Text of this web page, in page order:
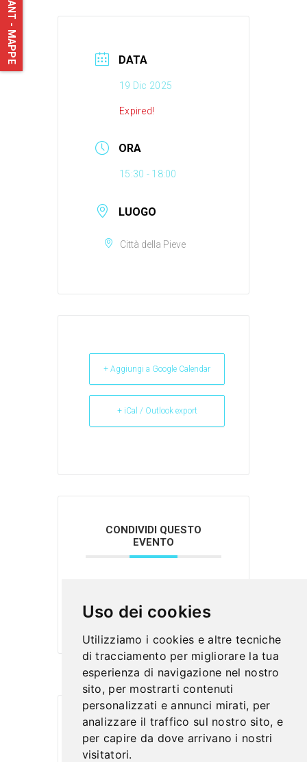
Uso dei cookies
Utilizziamo i cookies e altre tecniche
di tracciamento per migliorare la tua
esperienza di navigazione nel nostro
sito, per mostrarti contenuti
personalizzati e annunci mirati, per
analizzare il traffico sul nostro sito, e
per capire da dove arrivano i nostri
visitatori.
DATA
19 Dic 2025
Expired!
ORA
15:30 - 18:00
LUOGO
Città della Pieve
+ Aggiungi a Google Calendar
+ iCal / Outlook export
CONDIVIDI QUESTO
EVENTO